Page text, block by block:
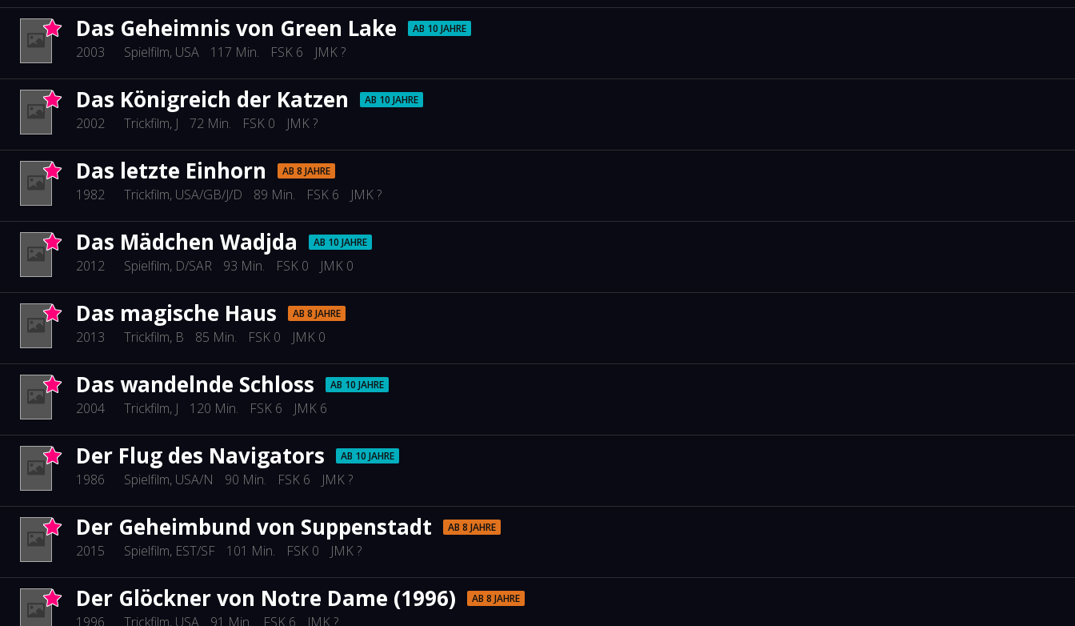
Das Geheimnis von Green Lake AB 10 JAHRE
2003 Spielfilm, USA 117 Min. FSK 6 JMK ?
Das Königreich der Katzen AB 10 JAHRE
2002 Trickfilm, J 72 Min. FSK 0 JMK ?
Das letzte Einhorn AB 8 JAHRE
1982 Trickfilm, USA/GB/J/D 89 Min. FSK 6 JMK ?
Das Mädchen Wadjda AB 10 JAHRE
2012 Spielfilm, D/SAR 93 Min. FSK 0 JMK 0
Das magische Haus AB 8 JAHRE
2013 Trickfilm, B 85 Min. FSK 0 JMK 0
Das wandelnde Schloss AB 10 JAHRE
2004 Trickfilm, J 120 Min. FSK 6 JMK 6
Der Flug des Navigators AB 10 JAHRE
1986 Spielfilm, USA/N 90 Min. FSK 6 JMK ?
Der Geheimbund von Suppenstadt AB 8 JAHRE
2015 Spielfilm, EST/SF 101 Min. FSK 0 JMK ?
Der Glöckner von Notre Dame (1996) AB 8 JAHRE
1996 Trickfilm, USA 91 Min. FSK 6 JMK ?